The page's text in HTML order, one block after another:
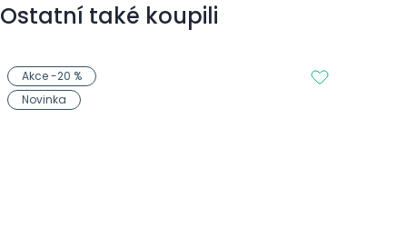
Ostatní také koupili
Akce -20 %
Novinka